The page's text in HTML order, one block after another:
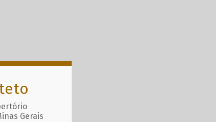
Gerais